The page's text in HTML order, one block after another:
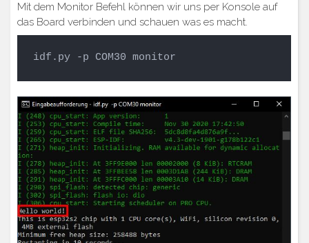
Mit dem Monitor Befehl können wir uns per Konsole auf
das Board verbinden und schauen was es macht.
idf.py -p COM30 monitor